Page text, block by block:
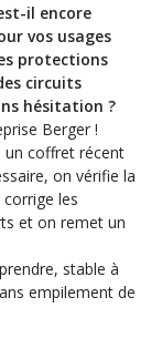
il encore
vos usages
protections
circuits
hésitation ?
Berger !
un coffret récent
on vérifie la
les
et on remet un
stable à
empilement de